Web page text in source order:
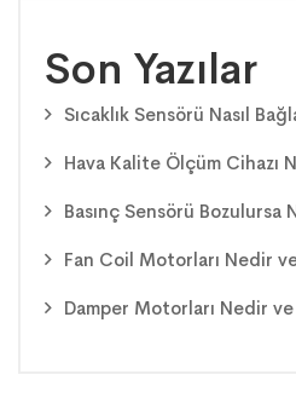
Son Yazılar
Sıcaklık Sensörü Nasıl
Hava Kalite Ölçüm Cihazı
Basınç Sensörü Bozulursa
Fan Coil Motorları Nedir
Damper Motorları Nedir ve